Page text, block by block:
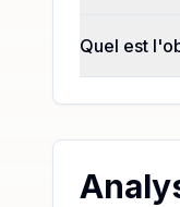
Quel est